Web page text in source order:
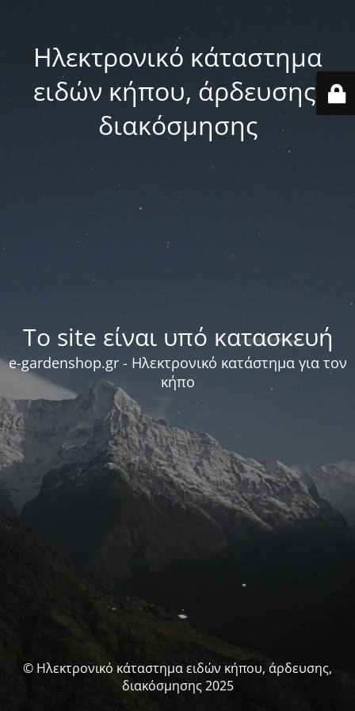
Ηλεκτρονικό κάταστημα
ειδών κήπου, άρδευσης,
διακόσμησης
Το site είναι υπό κατασκευή
e-gardenshop.gr - Ηλεκτρονικό κατάστημα για τον
κήπο
© Ηλεκτρονικό κάταστημα ειδών κήπου, άρδευσης,
διακόσμησης 2025